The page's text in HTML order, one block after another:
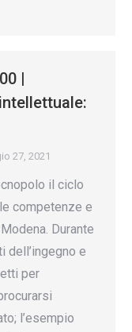
|
27, 2021
il ciclo
competenze e
Durante
dell’ingegno e
per
l’esempio